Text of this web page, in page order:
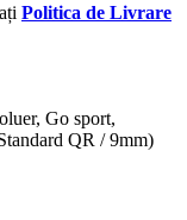
Politica de Livrare
Go sport,
QR / 9mm)